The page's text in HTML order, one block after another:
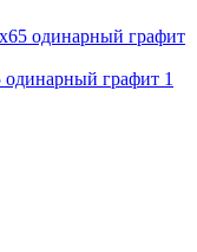
графит 1